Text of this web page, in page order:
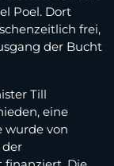
Poel. Dort
frei,
der Bucht
Till
eine
wurde von